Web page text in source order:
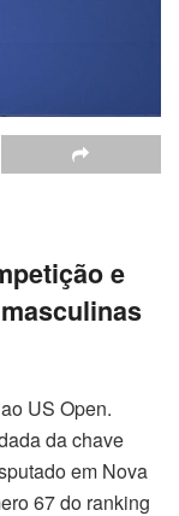
e
US Open.
da chave
em Nova
67 do ranking